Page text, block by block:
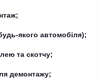
якого автомобіля);
та скотчу;
демонтажу;